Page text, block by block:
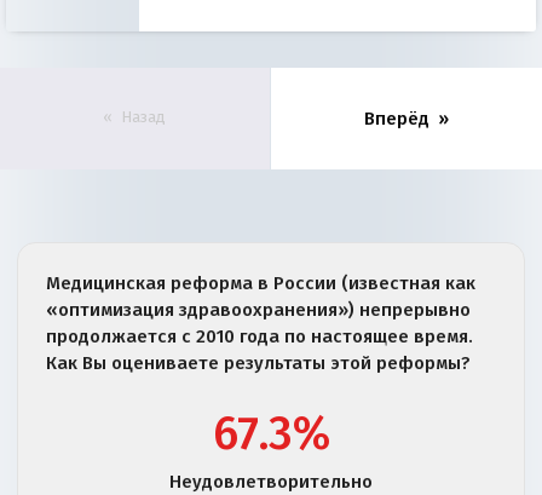
Назад Вперёд
Медицинская реформа в России (известная как
«оптимизация здравоохранения») непрерывно
продолжается с 2010 года по настоящее время.
Как Вы оцениваете результаты этой реформы?
67.3%
Неудовлетворительно